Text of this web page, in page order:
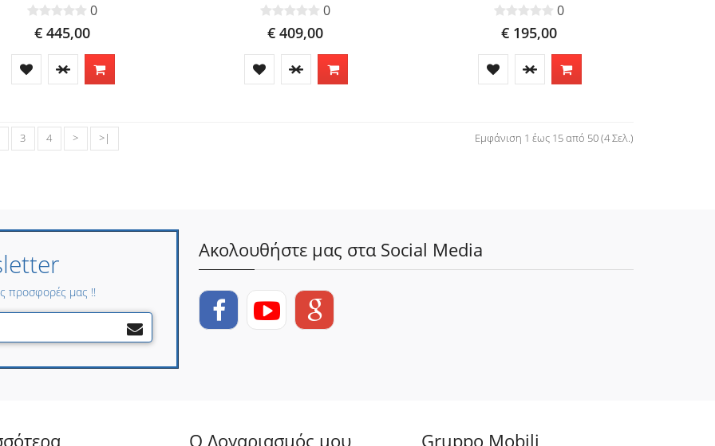
0
€ 445,00
0
€ 409,00
0
€ 195,00
3 4 > >| Εμφάνιση 1 έως 15 από 50 (4 Σελ.)
προσφορές μας !!
Ακολουθήστε μας στα Social Media
Ο Λογαριασμός μου Gruppo Mobili